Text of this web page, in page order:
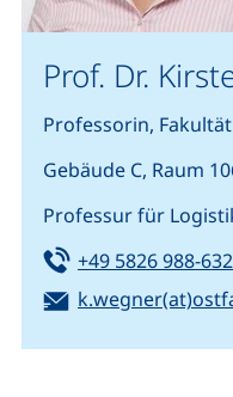
Prof. Dr.
Professorin,
Gebäude C, Raum
Professur für
Tel:
+49 5826 988-
E-Mail: